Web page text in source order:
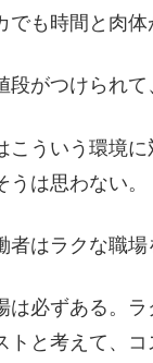
でも時間と肉体
段がつけられ
こういう環境
うは思わない。
者はラクな職
は必ずある。
トと考えて、コ